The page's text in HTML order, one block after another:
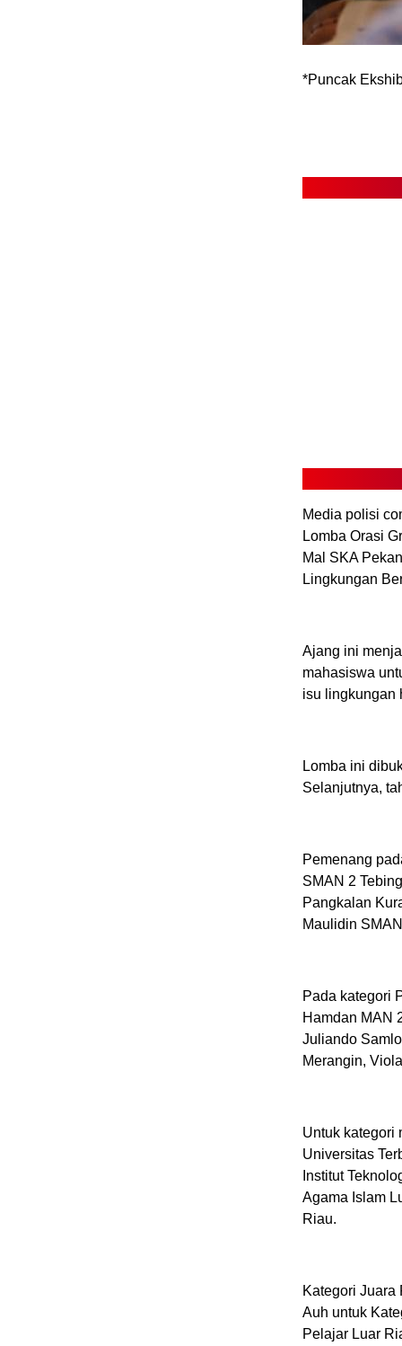
*Puncak
Media polisi
Lomba Orasi
Mal SKA
Lingkungan
Ajang ini
mahasiswa
isu lingkungan
Lomba ini
Selanjutnya,
Pemenang
SMAN 2
Pangkalan
Maulidin
Pada kategori
Hamdan MAN
Juliando
Merangin,
Untuk kategori
Universitas
Institut
Agama Islam
Riau.
Kategori Juara
Auh untuk
Pelajar Luar